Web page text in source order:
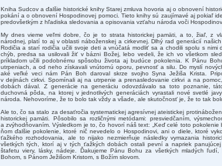
Kniha Sudcov a ďalšie historické knihy Starej zmluva hovoria aj o obnovení
pokání a o obnovení Hospodinovej pomoci. Tieto knihy sú zaujímavé aj pokiaľ
predovšetkým z hľadiska sledovania a opisovania vzťahu národa voči
My dnes vieme veľmi dobre, čo je to strata historickej pamäti, a to, žiaľ, z
národnej, platí to aj v oblasti náboženskej a cirkevnej. Dlhý rad generácií
Rodičia a starí rodičia učili svoje deti a vnúčatá modliť sa a chodili spolu s
chýb, predsa sa usilovali žiť v bázni Božej, lebo vedeli, že ich vo všetkom
príkladom učili podobnému spôsobu života aj budúce pokolenia. K Pánu
utrpeniach, a od neho získavali vnútornú oporu, pevnosť a silu. Do myslí
aké veľké veci nám Pán Boh daroval skrze svojho Syna Ježiša Krista.
v dejinách cirkvi. Spomínali aj na utrpenie a prenasledovanie cirkvi a na
dobách dával. Z generácie na generáciu odovzdávalo sa toto poznanie,
duchovná pôda, na ktorej v jednotlivých generáciách vyrastali nové svetlé
národa. Nehovoríme, že to bolo tak vždy a všade, ale skutočnosť je, že to tak
Ale to, čo sa stalo za desaťročia systematickej agresívnej ateistickej
historickej pamäti. Pôsobilo sa rozličnými metódami: presviedčaním,
a zvýhodňovaním. Výsledkom je to, čo hovorí náš text: „Keď celé toto pokolenie
ňom ďalšie pokolenie, ktoré nič nevedelo o Hospodinovi, ani o diele, ktoré
ťažkého rozhodovania, ale to nijako nezmierňuje následky vymazania
všetkých tých, ktorí aj v tých ťažkých dobách ostali pevní a napriek panujúcej
štafetu viery, lásky, nádeje. Ďakujeme Pánu Bohu za všetkých mladých
Bohom, s Pánom Ježišom Kristom, s Božím slovom.